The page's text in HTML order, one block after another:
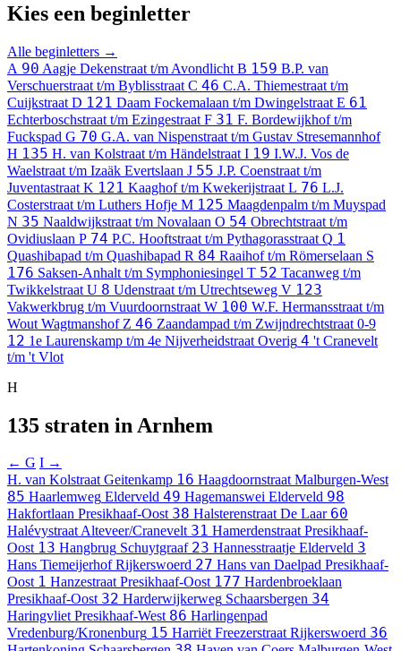
Kies een beginletter
Alle beginletters →
A 90 Aagje Dekenstraat t/m Avondlicht B 159 B.P. van
Verschuerstraat t/m Byblisstraat C 46 C.A. Thiemestraat t/m
Cuijkstraat D 121 Daam Fockemalaan t/m Dwingelstraat E 61
Echterboschstraat t/m Ezingestraat F 31 F. Bordewijkhof t/m
Fuckspad G 70 G.A. van Nispenstraat t/m Gustav Stresemannhof
H 135 H. van Kolstraat t/m Händelstraat I 19 I.W.J. Vos de
Waelstraat t/m Izaäk Evertslaan J 55 J.P. Coenstraat t/m
Juventastraat K 121 Kaaghof t/m Kwekerijstraat L 76 L.J.
Costerstraat t/m Luthers Hofje M 125 Maagdenpalm t/m Muyspad
N 35 Naaldwijkstraat t/m Novalaan O 54 Obrechtstraat t/m
Ovidiuslaan P 74 P.C. Hooftstraat t/m Pythagorasstraat Q 1
Quashibapad t/m Quashibapad R 84 Raaihof t/m Römerselaan S
176 Saksen-Anhalt t/m Symphoniesingel T 52 Tacanweg t/m
Twikkelstraat U 8 Udenstraat t/m Utrechtseweg V 123
Vakwerkbrug t/m Vuurdoornstraat W 100 W.F. Hermansstraat t/m
Wout Wagtmanshof Z 46 Zaandampad t/m Zwijndrechtstraat 0-9
12 1e Laurenskamp t/m 4e Nijverheidstraat Overig 4 't Cranevelt
t/m 't Vlot
H
135 straten in Arnhem
← G I →
H. van Kolstraat Geitenkamp 16 Haagdoornstraat Malburgen-West
85 Haarlemweg Elderveld 49 Hagemanswei Elderveld 98
Hakfortlaan Presikhaaf-Oost 38 Halsterenstraat De Laar 60
HalévystraatAlteveer/Cranevelt 31 Hamerdenstraat Presikhaaf-
Oost 13 Hangbrug Schuytgraaf 23 Hannesstraatje Elderveld 3
Hans Tiemeijerhof Rijkerswoerd 27 Hans van Daelpad Presikhaaf-
Oost 1 Hanzestraat Presikhaaf-Oost 177 Hardenbroeklaan
Presikhaaf-Oost 32 Harderwijkerweg Schaarsbergen 34
Haringvliet Presikhaaf-West 86 Harlingenpad
Vredenburg/Kronenburg 15 Harriët Freezerstraat Rijkerswoerd 36